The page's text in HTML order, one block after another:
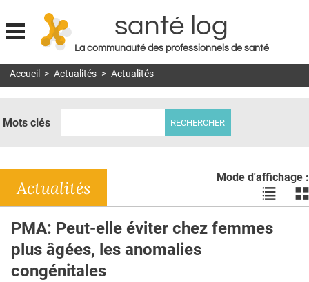
Jump to navigation
santé log
La communauté des professionnels de santé
MON COMPTE
DOSSIERS
RÉSEAUX
E-REVUE SAD
THÉMA
Accueil > Actualités > Actualités
Mots clés
Mode d'affichage :
Voir
les
en
les
Actualités
PMA: Peut-elle éviter chez femmes
plus âgées, les anomalies
congénitales